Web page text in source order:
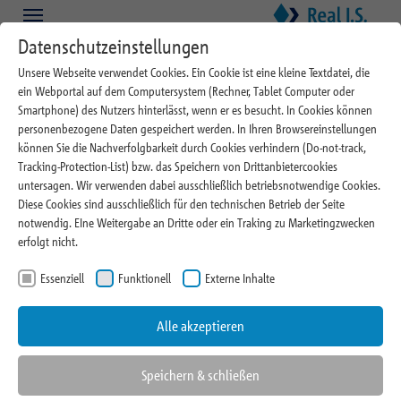
Zum Hauptinhalt springen
Skip to page footer
Scope bestätigt Asset-
Management-Rating AA (AMR)
für Real I.S.
Über Scope
Datenschutzeinstellungen
Unsere Webseite verwendet Cookies. Ein Cookie ist eine kleine Textdatei, die
ein Webportal auf dem Computersystem (Rechner, Tablet Computer oder
Smartphone) des Nutzers hinterlässt, wenn er es besucht. In Cookies können
personenbezogene Daten gespeichert werden. In Ihren Browsereinstellungen
können Sie die Nachverfolgbarkeit durch Cookies verhindern (Do-not-track,
Tracking-Protection-List) bzw. das Speichern von Drittanbietercookies
untersagen. Wir verwenden dabei ausschließlich betriebsnotwendige Cookies.
Diese Cookies sind ausschließlich für den technischen Betrieb der Seite
notwendig. EIne Weitergabe an Dritte oder ein Traking zu Marketingzwecken
erfolgt nicht.
Essenziell Funktionell Externe Inhalte
Alle akzeptieren
Speichern & schließen